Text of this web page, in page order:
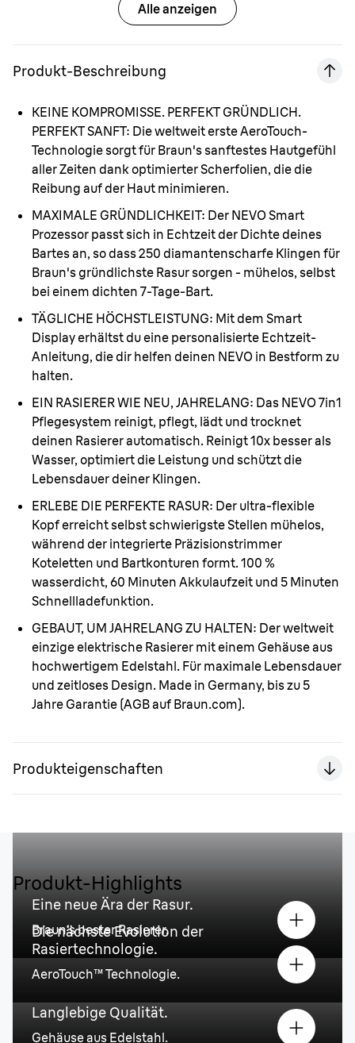
Alle anzeigen
Produkt-Beschreibung
KEINE KOMPROMISSE. PERFEKT GRÜNDLICH.
PERFEKT SANFT: Die weltweit erste AeroTouch-
Technologie sorgt für Braun's sanftestes Hautgefühl
aller Zeiten dank optimierter Scherfolien, die die
Reibung auf der Haut minimieren.
MAXIMALE GRÜNDLICHKEIT: Der NEVO Smart
Prozessor passt sich in Echtzeit der Dichte deines
Bartes an, so dass 250 diamantenscharfe Klingen für
Braun's gründlichste Rasur sorgen - mühelos, selbst
bei einem dichten 7-Tage-Bart.
TÄGLICHE HÖCHSTLEISTUNG: Mit dem Smart
Display erhältst du eine personalisierte Echtzeit-
Anleitung, die dir helfen deinen NEVO in Bestform zu
halten.
EIN RASIERER WIE NEU, JAHRELANG: Das NEVO 7in1
Pflegesystem reinigt, pflegt, lädt und trocknet
deinen Rasierer automatisch. Reinigt 10x besser als
Wasser, optimiert die Leistung und schützt die
Lebensdauer deiner Klingen.
ERLEBE DIE PERFEKTE RASUR: Der ultra-flexible
Kopf erreicht selbst schwierigste Stellen mühelos,
während der integrierte Präzisionstrimmer
Koteletten und Bartkonturen formt. 100 %
wasserdicht, 60 Minuten Akkulaufzeit und 5 Minuten
Schnellladefunktion.
GEBAUT, UM JAHRELANG ZU HALTEN: Der weltweit
einzige elektrische Rasierer mit einem Gehäuse aus
hochwertigem Edelstahl. Für maximale Lebensdauer
und zeitloses Design. Made in Germany, bis zu 5
Jahre Garantie (AGB auf Braun.com).
Produkteigenschaften
Produkt-Highlights
Eine neue Ära der Rasur.
Braun‘s bester Rasierer.
Die nächste Evolution der
Rasiertechnologie.
AeroTouch™ Technologie.
Langlebige Qualität.
Gehäuse aus Edelstahl.